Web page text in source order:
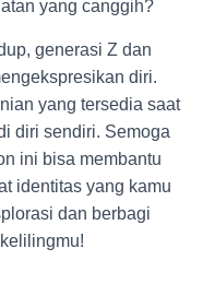
yang canggih?
generasi Z dan
diri.
yang tersedia saat
diri sendiri. Semoga
ini bisa membantu
identitas yang kamu
dan berbagi